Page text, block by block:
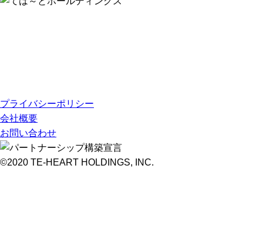
プライバシーポリシー
会社概要
お問い合わせ
©2020 TE-HEART HOLDINGS, INC.